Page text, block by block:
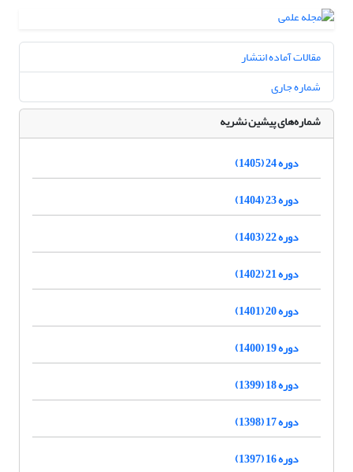
مقالات آماده انتشار
شماره جاری
شماره‌های پیشین نشریه
دوره 24 (1405)
دوره 23 (1404)
دوره 22 (1403)
دوره 21 (1402)
دوره 20 (1401)
دوره 19 (1400)
دوره 18 (1399)
دوره 17 (1398)
دوره 16 (1397)